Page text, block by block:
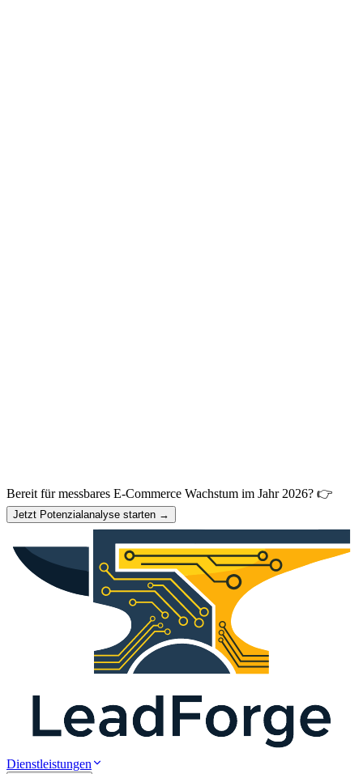
Bereit für messbares E-Commerce Wachstum im Jahr 2026? 👉
Jetzt Potenzialanalyse starten →
Dienstleistungen